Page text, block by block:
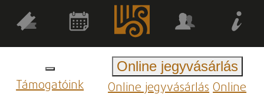
Támogatóink
Online jegyvásárlás
Online jegyvásárlásOnline